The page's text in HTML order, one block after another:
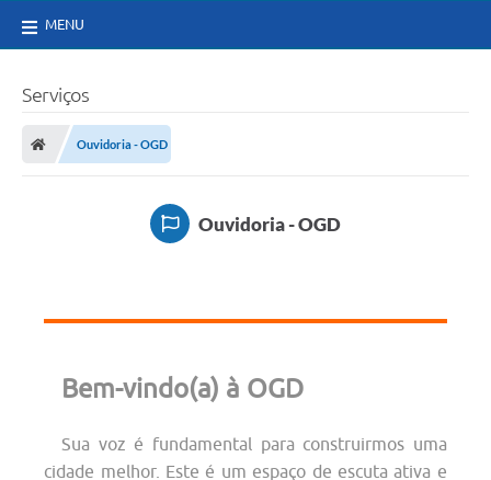
MENU
Serviços
Ouvidoria - OGD
Ouvidoria - OGD
Bem-vindo(a) à OGD
Sua voz é fundamental para construirmos uma
cidade melhor. Este é um espaço de escuta ativa e